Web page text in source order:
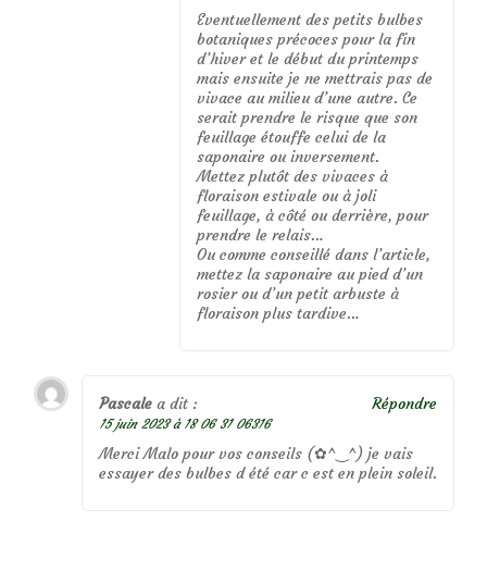
Eventuellement des petits bulbes
botaniques précoces pour la fin
d’hiver et le début du printemps
mais ensuite je ne mettrais pas de
vivace au milieu d’une autre. Ce
serait prendre le risque que son
feuillage étouffe celui de la
saponaire ou inversement.
Mettez plutôt des vivaces à
floraison estivale ou à joli
feuillage, à côté ou derrière, pour
prendre le relais…
Ou comme conseillé dans l’article,
mettez la saponaire au pied d’un
rosier ou d’un petit arbuste à
floraison plus tardive…
Pascale a dit :
15 juin 2023 à 18 06 31 06316
Merci Malo pour vos conseils (⁠✿⁠^⁠‿⁠^⁠) je vais
essayer des bulbes d été car c est en plein soleil.
Répondre